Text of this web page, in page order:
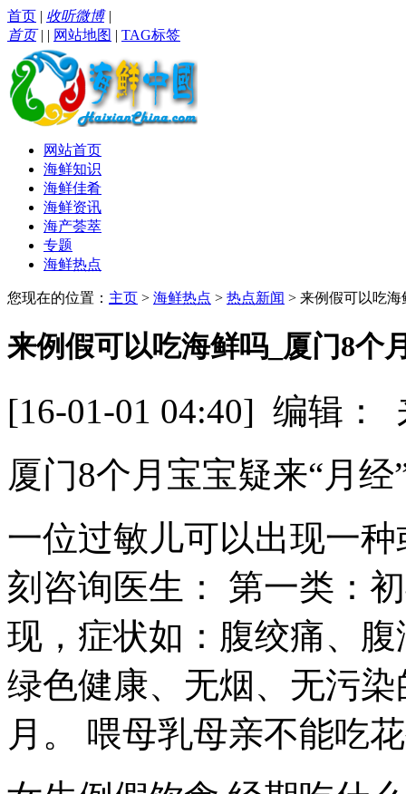
首页 | 收听微博|
首页| | 网站地图 | TAG标签
网站首页
海鲜知识
海鲜佳肴
海鲜资讯
海产荟萃
专题
海鲜热点
您现在的位置： 主页 > 海鲜热点 > 热点新闻 > 来例假可以吃海
来例假可以吃海鲜吗_厦门8个
[16-01-01 04:40] 编辑
厦门8个月宝宝疑来“月
一位过敏儿可以出现一
刻咨询医生： 第一类：
现，症状如：腹绞痛、
绿色健康、无烟、无污
月。 喂母乳母亲不能吃